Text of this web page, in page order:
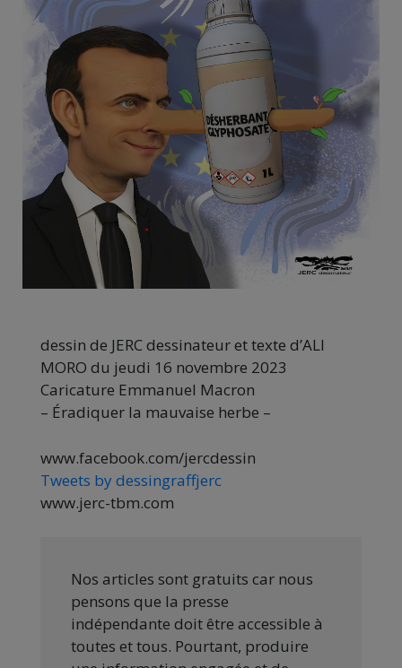
dessin de JERC dessinateur et texte d’ALI
MORO du jeudi 16 novembre 2023
Caricature Emmanuel Macron
– Éradiquer la mauvaise herbe –
www.facebook.com/jercdessin
Tweets by dessingraffjerc
www.jerc-tbm.com
Nos articles sont gratuits car nous
pensons que la presse
indépendante doit être accessible à
toutes et tous. Pourtant, produire